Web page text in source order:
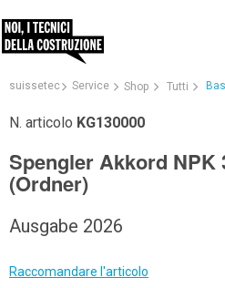
suissetec Service Shop Tutti
N. articolo KG130000
Spengler Akkord NPK
(Ordner)
Ausgabe 2026
Raccomandare l'articolo